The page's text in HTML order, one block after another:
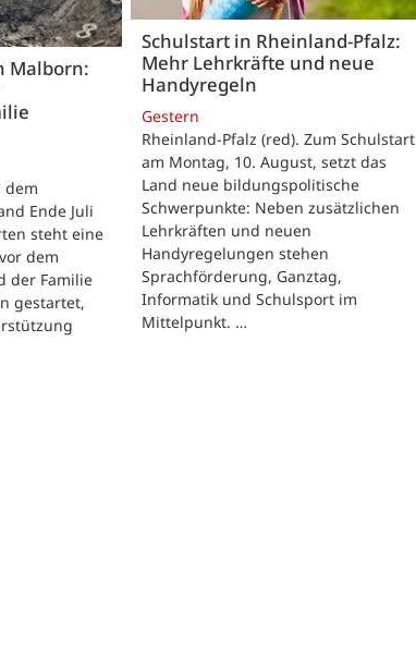
Malborn:
dem
Ende Juli
steht eine
dem
der Familie
gestartet,
Schulstart in Rheinland-Pfalz:
Mehr Lehrkräfte und neue
Handyregeln
Gestern
Rheinland-Pfalz (red). Zum Schulstart
am Montag, 10. August, setzt das
Land neue bildungspolitische
Schwerpunkte: Neben zusätzlichen
Lehrkräften und neuen
Handyregelungen stehen
Sprachförderung, Ganztag,
Informatik und Schulsport im
Mittelpunkt. …